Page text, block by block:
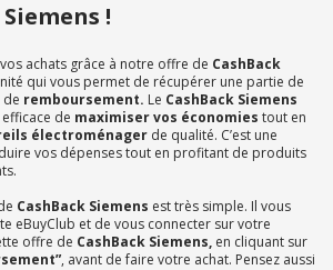
!
achats grâce à notre offre de CashBack
qui vous permet de récupérer une partie de
remboursement. Le CashBack Siemens
de maximiser vos économies tout en
électroménager de qualité. C’est une
vos dépenses tout en profitant de produits
CashBack Siemens est très simple. Il vous
eBuyClub et de vous connecter sur votre
offre de CashBack Siemens, en cliquant sur
, avant de faire votre achat. Pensez aussi